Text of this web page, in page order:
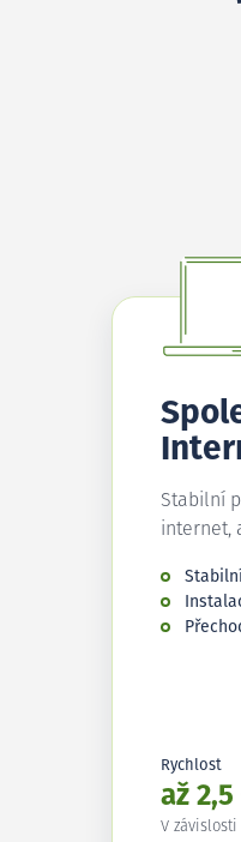
Stabilní
internet,
Rychlost
až
V